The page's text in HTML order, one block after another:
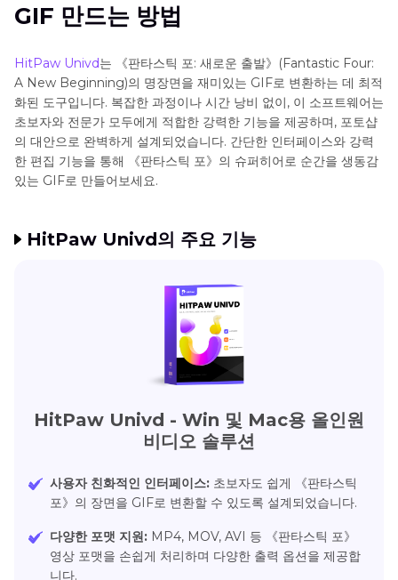
GIF 만드는 방법
HitPaw Univd는 《판타스틱 포: 새로운 출발》(Fantastic Four:
A New Beginning)의 명장면을 재미있는 GIF로 변환하는 데 최적
화된 도구입니다. 복잡한 과정이나 시간 낭비 없이, 이 소프트웨어는
초보자와 전문가 모두에게 적합한 강력한 기능을 제공하며, 포토샵
의 대안으로 완벽하게 설계되었습니다. 간단한 인터페이스와 강력
한 편집 기능을 통해 《판타스틱 포》의 슈퍼히어로 순간을 생동감
있는 GIF로 만들어보세요.
HitPaw Univd의 주요 기능
HitPaw Univd - Win 및 Mac용 올인원
비디오 솔루션
사용자 친화적인 인터페이스: 초보자도 쉽게 《판타스틱
포》의 장면을 GIF로 변환할 수 있도록 설계되었습니다.
다양한 포맷 지원: MP4, MOV, AVI 등 《판타스틱 포》
영상 포맷을 손쉽게 처리하며 다양한 출력 옵션을 제공합
니다.